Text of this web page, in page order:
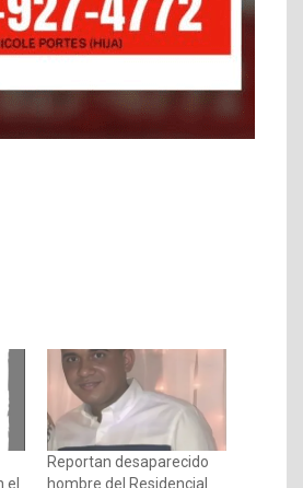
el
Reportan desaparecido
hombre del Residencial